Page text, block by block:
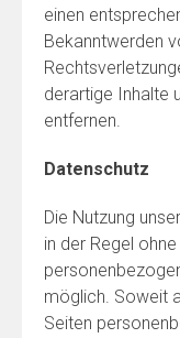
einen
Bekanntwerden
derartige Inhalte
entfernen.
Datenschutz
Die Nutzung
in der Regel
möglich. Soweit
Seiten